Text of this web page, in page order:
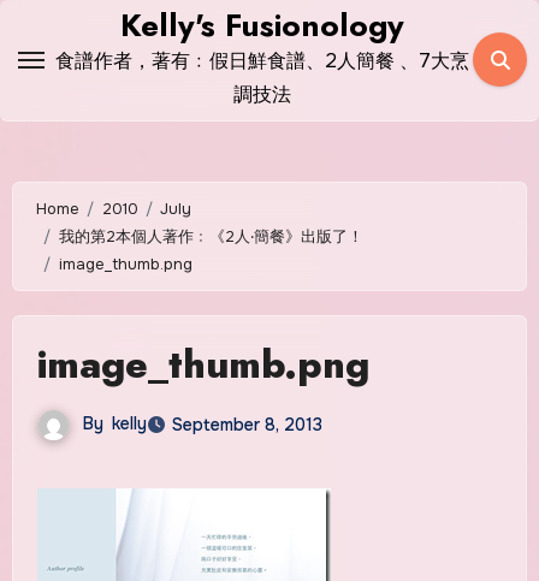
Kelly's Fusionology
食譜作者，著有﹕假日鮮食譜、2人簡餐 、7大烹
調技法
Home 2010
July
我的第2本個人著作﹕《2人‧簡餐》出版了！
image_thumb.png
image_thumb.png
By kelly September 8, 2013